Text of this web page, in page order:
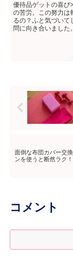
優待品ゲットの喜び
の苦労。この努力は
るの？ふと気づいて
問に向き合いました。
面倒な布団カバー交
ンを使うと断然ラク！
コメント